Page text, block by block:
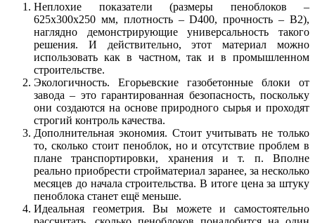
Неплохие показатели (размеры пеноблоков –
625х300х250 мм, плотность – D400, прочность – В2),
наглядно демонстрирующие универсальность такого
решения. И действительно, этот материал можно
использовать как в частном, так и в промышленном
строительстве.
Экологичность. Егорьевские газобетонные блоки от
завода – это гарантированная безопасность, поскольку
они создаются на основе природного сырья и проходят
строгий контроль качества.
Дополнительная экономия. Стоит учитывать не только
то, сколько стоит пеноблок, но и отсутствие проблем в
плане транспортировки, хранения и т. п. Вполне
реально приобрести стройматериал заранее, за несколько
месяцев до начала строительства. В итоге цена за штуку
пеноблока станет ещё меньше.
Идеальная геометрия. Вы можете и самостоятельно